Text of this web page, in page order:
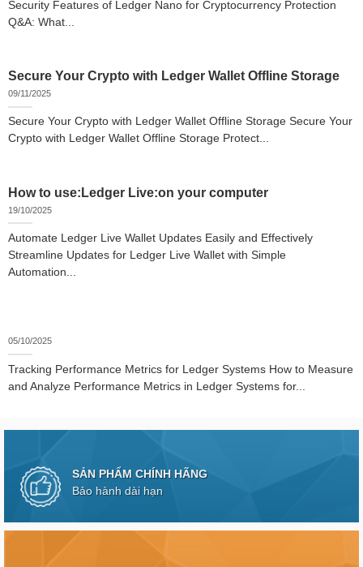
Security Features of Ledger Nano for Cryptocurrency Protection
Q&A: What...
Secure Your Crypto with Ledger Wallet Offline Storage
09/11/2025
Secure Your Crypto with Ledger Wallet Offline Storage Secure Your
Crypto with Ledger Wallet Offline Storage Protect...
How to use:Ledger Live:on your computer
19/10/2025
Automate Ledger Live Wallet Updates Easily and Effectively
Streamline Updates for Ledger Live Wallet with Simple
Automation...
05/10/2025
Tracking Performance Metrics for Ledger Systems How to Measure
and Analyze Performance Metrics in Ledger Systems for...
SẢN PHẨM CHÍNH HÃNG
Bảo hành dài hạn